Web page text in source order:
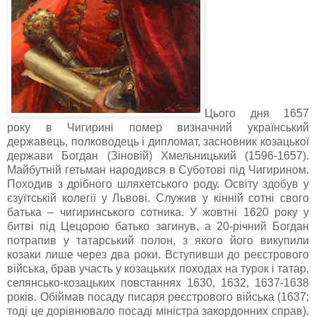
Цього дня 1657
року в Чигирині помер визначний український
державець, полководець і дипломат, засновник козацької
держави Богдан (Зіновій) Хмельницький (1596-1657).
Майбутній гетьман народився в Суботові під Чигирином.
Походив з дрібного шляхетського роду. Освіту здобув у
єзуїтській колегії у Львові. Служив у кінній сотні свого
батька – чигиринського сотника. У жовтні 1620 року у
битві під Цецорою батько загинув, а 20-річний Богдан
потрапив у татарський полон, з якого його викупили
козаки лише через два роки. Вступивши до реєстрового
війська, брав участь у козацьких походах на турок і татар,
селянсько-козацьких повстаннях 1630, 1632, 1637-1638
років. Обіймав посаду писаря реєстрового війська (1637;
тоді це дорівнювало посаді міністра закордонних справ).